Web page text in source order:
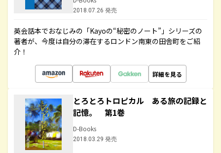
2018.07.26 発売
英会話本でおなじみの「Kayoの“秘密のノート”」シリーズの
著者が、今度は自分の滞在するロンドン南東の田舎町をご紹
介！
詳細を見る
とろとろトロピカル ある旅の記録と
記憶。 第1巻
D-Books
2018.03.29 発売